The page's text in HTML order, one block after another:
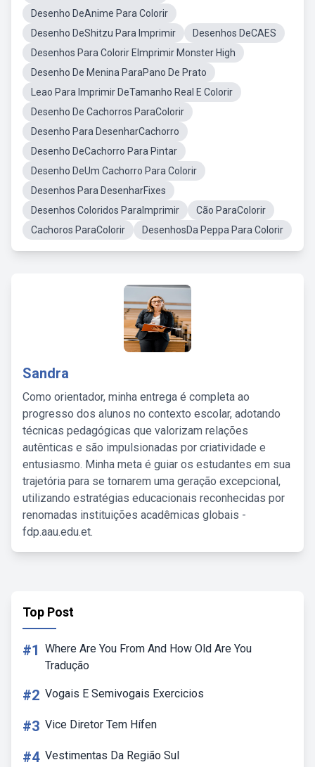
Desenho DeAnime Para Colorir
Desenho DeShitzu Para Imprimir
Desenhos DeCAES
Desenhos Para Colorir EImprimir Monster High
Desenho De Menina ParaPano De Prato
Leao Para Imprimir DeTamanho Real E Colorir
Desenho De Cachorros ParaColorir
Desenho Para DesenharCachorro
Desenho DeCachorro Para Pintar
Desenho DeUm Cachorro Para Colorir
Desenhos Para DesenharFixes
Desenhos Coloridos ParaImprimir
Cão ParaColorir
Cachoros ParaColorir
DesenhosDa Peppa Para Colorir
Sandra
Como orientador, minha entrega é completa ao
progresso dos alunos no contexto escolar, adotando
técnicas pedagógicas que valorizam relações
autênticas e são impulsionadas por criatividade e
entusiasmo. Minha meta é guiar os estudantes em sua
trajetória para se tornarem uma geração excepcional,
utilizando estratégias educacionais reconhecidas por
renomadas instituições acadêmicas globais -
fdp.aau.edu.et.
Top Post
#1 Where Are You From And How Old Are You
Tradução
#2 Vogais E Semivogais Exercicios
#3 Vice Diretor Tem Hífen
#4 Vestimentas Da Região Sul